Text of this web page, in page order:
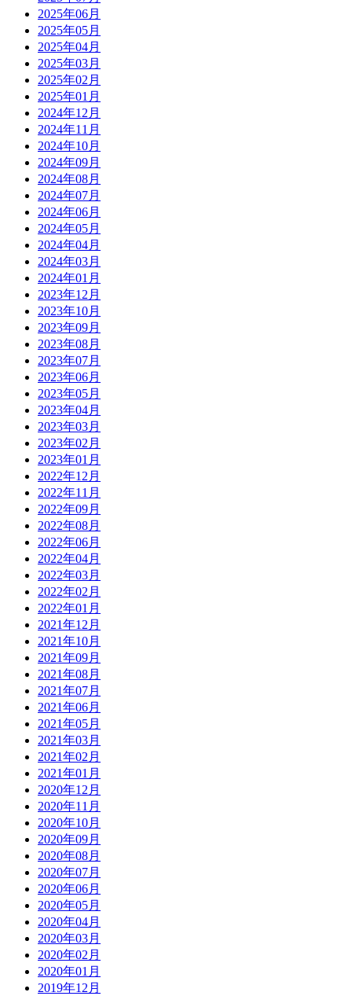
2025年06月
2025年05月
2025年04月
2025年03月
2025年02月
2025年01月
2024年12月
2024年11月
2024年10月
2024年09月
2024年08月
2024年07月
2024年06月
2024年05月
2024年04月
2024年03月
2024年01月
2023年12月
2023年10月
2023年09月
2023年08月
2023年07月
2023年06月
2023年05月
2023年04月
2023年03月
2023年02月
2023年01月
2022年12月
2022年11月
2022年09月
2022年08月
2022年06月
2022年04月
2022年03月
2022年02月
2022年01月
2021年12月
2021年10月
2021年09月
2021年08月
2021年07月
2021年06月
2021年05月
2021年03月
2021年02月
2021年01月
2020年12月
2020年11月
2020年10月
2020年09月
2020年08月
2020年07月
2020年06月
2020年05月
2020年04月
2020年03月
2020年02月
2020年01月
2019年12月